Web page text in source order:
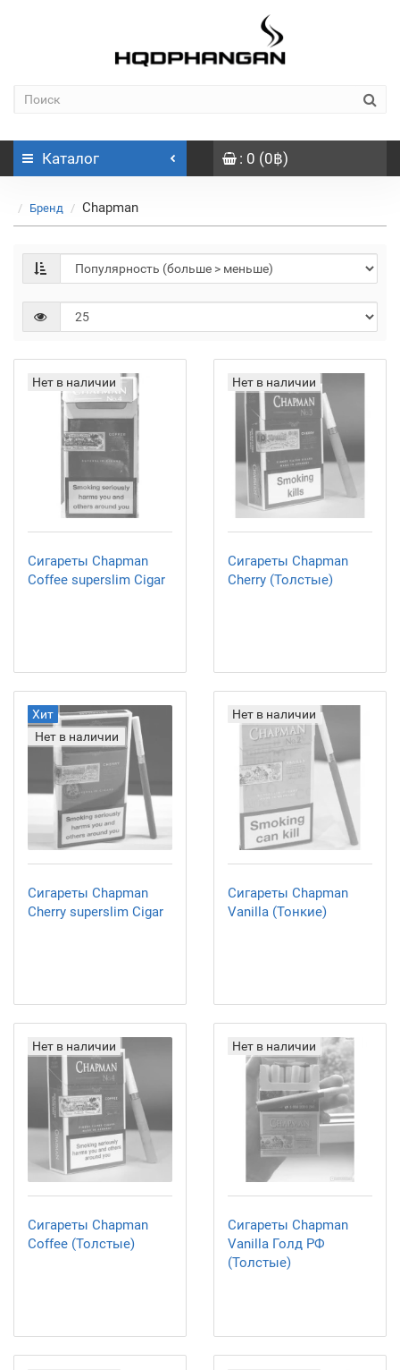
Каталог : 0 (0฿)
Бренд Chapman
Нет в наличии
Сигареты Chapman
Coffee superslim Cigar
Нет в наличии
Сигареты Chapman
Cherry (Толстые)
Хит
Нет в наличии
Сигареты Chapman
Cherry superslim Cigar
Нет в наличии
Сигареты Chapman
Vanilla (Тонкие)
Нет в наличии
Сигареты Chapman
Coffee (Толстые)
Нет в наличии
Сигареты Chapman
Vanilla Голд РФ
(Толстые)